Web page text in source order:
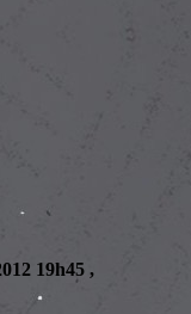
19h45 ,